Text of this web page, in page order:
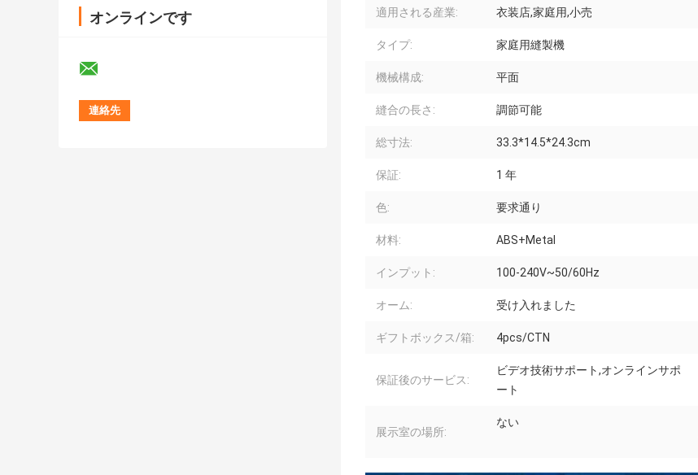
オンラインです 適用される産業: 衣装店,家庭用,小売
タイプ: 家庭用縫製機
機械構成: 平面
縫合の長さ: 調節可能
総寸法: 33.3*14.5*24.3cm
保証: 1 年
色: 要求通り
材料: ABS+Metal
インプット: 100-240V~50/60Hz
オーム: 受け入れました
ギフトボックス/箱: 4pcs/CTN
保証後のサービス:
ビデオ技術サポート,オンラインサポ
ート
展示室の場所:
ない